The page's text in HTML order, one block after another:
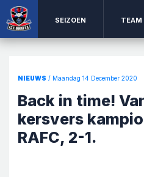
SEIZOEN TEAM
NIEUWS / Maandag 14 December 2020
Back in time!
kersvers
RAFC, 2-1.